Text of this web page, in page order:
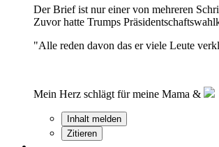
Der Brief ist nur einer von mehreren
Zuvor hatte Trumps
"Alle reden davon das er viele Leute
Mein Herz schlägt für meine Mama &
Inhalt melden
Zitieren